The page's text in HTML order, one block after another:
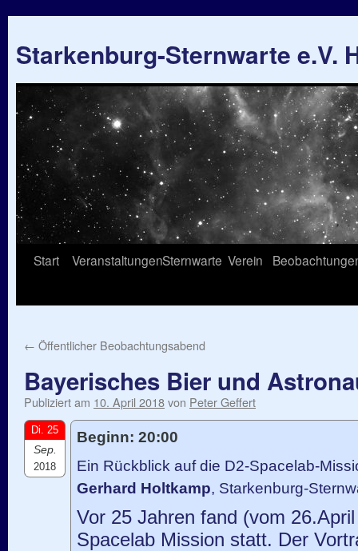
Starkenburg-Sternwarte e.V.
Springe
Start VeranstaltungenSternwarte Verein
← Öffentlicher Beobachtungsabend
Bayerisches Bier und
Publiziert am 10. April 2018von Peter Geffert
Di. 25
Sep.
2018
Beginn: 20:00
Ein Rückblick auf die D2-Spacelab-
Gerhard Holtkamp, Starkenburg-
Vor 25 Jahren fand (vom
Spacelab Mission statt. Der